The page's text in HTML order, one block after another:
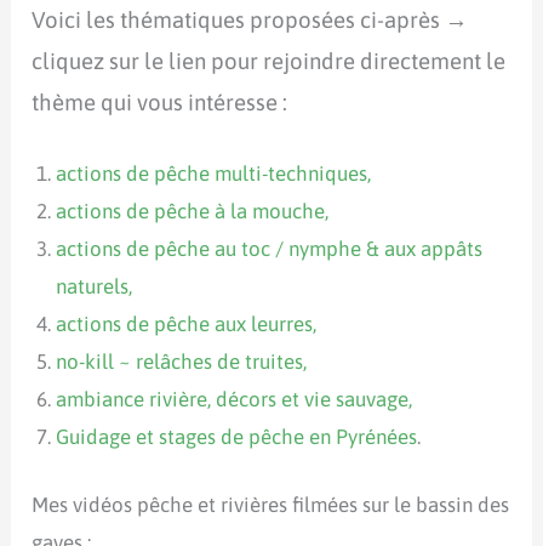
Voici les thématiques proposées ci-après →
cliquez sur le lien pour rejoindre directement le
thème qui vous intéresse :
actions de pêche multi-techniques,
actions de pêche à la mouche,
actions de pêche au toc / nymphe & aux appâts
naturels,
actions de pêche aux leurres,
no-kill ~ relâches de truites,
ambiance rivière, décors et vie sauvage,
Guidage et stages de pêche en Pyrénées.
Mes vidéos pêche et rivières filmées sur le bassin des